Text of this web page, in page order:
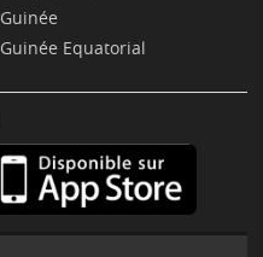
Guinée
Guinée Equatorial